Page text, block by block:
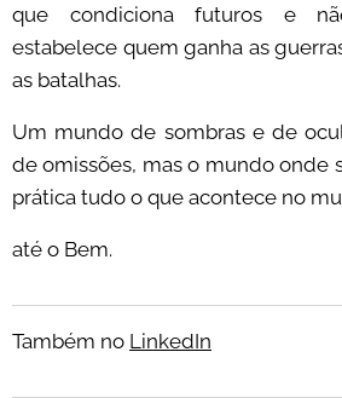
que condiciona futuros e
estabelece quem ganha as
as batalhas.
Um mundo de sombras e de
de omissões, mas o mundo onde
prática tudo o que acontece no
até o Bem.
Também no LinkedIn